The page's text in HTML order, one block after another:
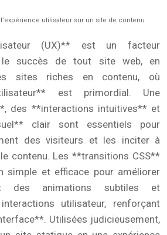
utilisateur sur un site de contenu
(UX)** est un facteur
le succès de tout site web, en
sites riches en contenu, où
est primordial. Une
des **interactions intuitives** et
clair sont essentiels pour
des visiteurs et les inciter à
contenu. Les **transitions CSS**
simple et efficace pour améliorer
des animations subtiles et
utilisateur, renforçant
Utilisées judicieusement,